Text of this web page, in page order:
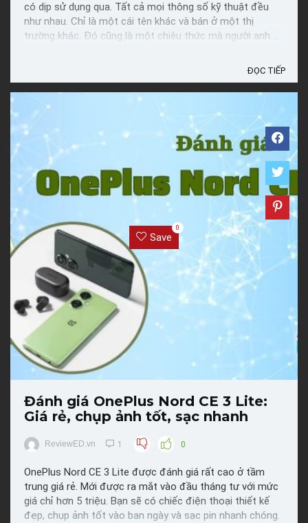
có dịp sử dụng qua. Tất cả mọi thông số kỹ thuật đều
như nhau. Chỉ là một cái tên khác và bán ở một thị
trường khác. Đó cũng là một chiêu thức mà người anh ...
ĐỌC TIẾP
Save
0
Đánh giá OnePlus Nord CE 3 Lite:
Giá rẻ, chụp ảnh tốt, sạc nhanh
ReviewED.vn 1 0
OnePlus Nord CE 3 Lite được đánh giá rất cao ở tầm
trung giá rẻ. Mới được ra mắt vào đầu tháng tư với mức
giá chỉ hơn 5 triệu. Bạn sẽ có chiếc điện thoại thiết kế
đẹp, chụp ảnh tốt vào ban ngày và sạc pin nhanh chóng.